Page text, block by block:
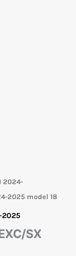
2024-
2025 model 18
2025
SX